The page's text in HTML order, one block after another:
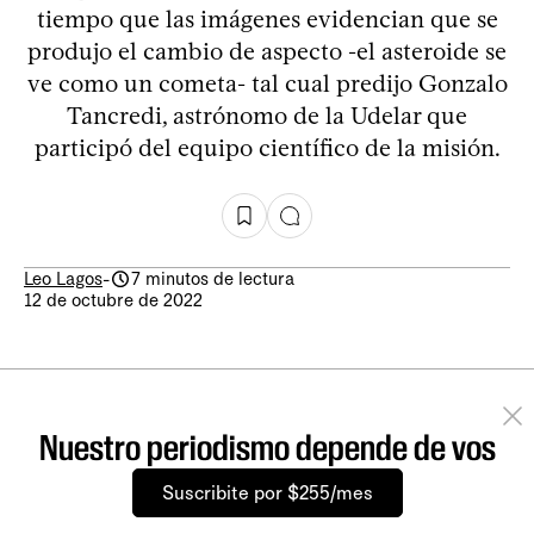
tiempo que las imágenes evidencian que se
produjo el cambio de aspecto -el asteroide se
ve como un cometa- tal cual predijo Gonzalo
Tancredi, astrónomo de la Udelar que
participó del equipo científico de la misión.
Leo Lagos-
7 minutos de lectura
12 de octubre de 2022
Nuestro periodismo depende de vos
Suscribite por $255/mes